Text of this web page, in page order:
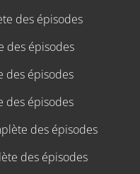
des épisodes
des épisodes
des épisodes
des épisodes
des épisodes
des épisodes